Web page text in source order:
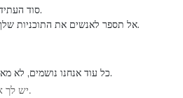
סוד העתיד שלך חבוי בשגרת היומיום שלך.
אל תספר לאנשים את התוכניות שלך. הראה להם את התוצאות שלך.
כל עוד אנחנו נושמים, לא מאוחר מדי לשנות את הסיפור שלך.
יש לך את כל הזכות והכוח לעשות ציר.